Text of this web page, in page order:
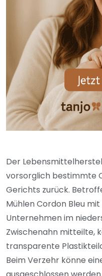
Der
vorsorglich bestimmte
Gerichts zurück.
Mühlen Cordon Bleu
Unternehmen im
Zwischenahn mitteilte,
transparente
Beim Verzehr könne